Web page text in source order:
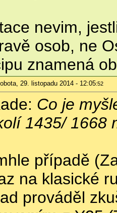
nevim,
osob, ne
znamená
29. listopadu 2014 - 12:05:52
Co je
1435/ 1668
případě
na klasické
prováděl